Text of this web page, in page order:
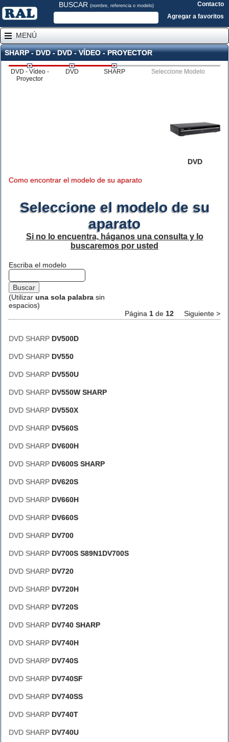
BUSCAR (nombre, referencia o modelo)
Contacto
Agregar a favoritos
MENÚ
SHARP - DVD - DVD - VÍDEO - PROYECTOR
DVD - Vídeo -
Proyector
DVD SHARP Seleccione Modelo
DVD
Como encontrar el modelo de su aparato
Seleccione el modelo de su
aparato
Si no lo encuentra, háganos una consulta y lo
buscaremos por usted
Escriba el modelo
(Utilizar una sola palabra sin
espacios)
Página 1 de 12 Siguiente >
DVD SHARP DV500D
DVD SHARP DV550
DVD SHARP DV550U
DVD SHARP DV550W SHARP
DVD SHARP DV550X
DVD SHARP DV560S
DVD SHARP DV600H
DVD SHARP DV600S SHARP
DVD SHARP DV620S
DVD SHARP DV660H
DVD SHARP DV660S
DVD SHARP DV700
DVD SHARP DV700S S89N1DV700S
DVD SHARP DV720
DVD SHARP DV720H
DVD SHARP DV720S
DVD SHARP DV740 SHARP
DVD SHARP DV740H
DVD SHARP DV740S
DVD SHARP DV740SF
DVD SHARP DV740SS
DVD SHARP DV740T
DVD SHARP DV740U